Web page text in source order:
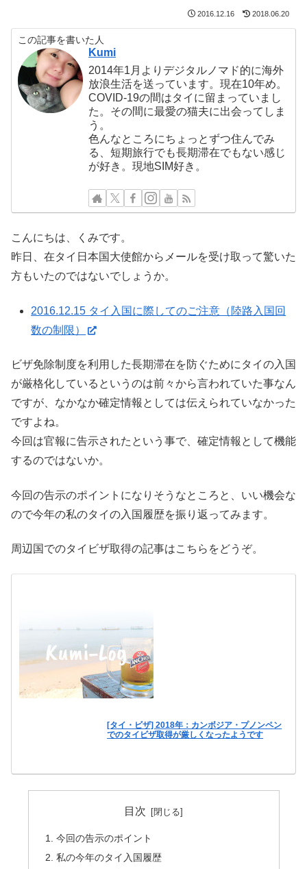
2016.12.16 2018.06.20
この記事を書いた人
Kumi
2014年1月よりデジタルノマド的に海外
放浪生活を送っています。現在10年め。
COVID-19の間はタイに留まっていまし
た。その間に最愛の猫夫に出会ってしま
う。
色んなところにちょっとずつ住んでみ
る、短期旅行でも長期滞在でもない感じ
が好き。現地SIM好き。
こんにちは、くみです。
昨日、在タイ日本国大使館からメールを受け取って驚いた
方もいたのではないでしょうか。
2016.12.15 タイ入国に際してのご注意（陸路入国回
数の制限）
ビザ免除制度を利用した長期滞在を防ぐためにタイの入国
が厳格化しているというのは前々から言われていた事なん
ですが、なかなか確定情報としては伝えられていなかった
ですよね。
今回は官報に告示されたという事で、確定情報として機能
するのではないか。
今回の告示のポイントになりそうなところと、いい機会な
ので今年の私のタイの入国履歴を振り返ってみます。
周辺国でのタイビザ取得の記事はこちらをどうぞ。
[タイ・ビザ] 2018年：カンボジア・プノンペン
でのタイビザ取得が厳しくなったようです
目次
今回の告示のポイント
私の今年のタイ入国履歴